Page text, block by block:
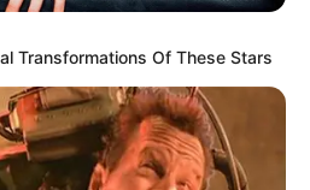
los municipios del sur del
Transformations Of These Stars